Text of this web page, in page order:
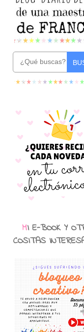
MI E-BOOK Y OTRAS
COSITAS